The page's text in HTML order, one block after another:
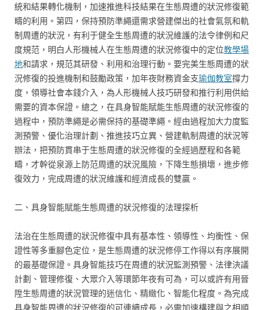
統和結果轉化機制，加速推進科技結果在生態周遭的狀況修復範
疇的利用。第四，保持預防準繩還需求營建傑出的社會氣氛和軌
制周遭的狀況，有利于健全生態周遭的狀況維護的法令律例和尺
度規范，明白人形機械人在生態周遭的狀況修復中的定位教學場
地和請求，規范其研發、利用和治理行動。要完美生態周遭的狀
況修復的投進機制和鼓勵政策，加年夜財務資金支瑜伽教室撐力
度，領導社會本錢介入，為人形機械人技巧研發和推行利用供給
需要的資本保證。總之，在具身智能賦能生態周遭的狀況修復的
過程中，預防準繩是必需保持的基礎準繩。經由過程加大力度監
測預警、優化治理計劃、推進技巧立異、營建軌制周遭的狀況等
辦法，把預防貫串于生態周遭的狀況修復的全經過歷程和各範
疇，才幹從泉源上防范周遭的狀況風險，下降生態損壞，進步修
復效力，完成周遭的狀況維護和經濟成長的雙贏。
二、具身智能賦能生態周遭的狀況修復的法理探析
法治在生態周遭的狀況修復中具有基本性、領導性、均衡性、保
證性等多重腳色定位，是生態周遭的狀況修停工作得以有序展開
的最基礎保證。具身智能技巧在周遭的狀況監測預警、法律決議
計劃、管理修復、大眾介入等環節年夜有可為，可以或許有用晉
陞生態周遭的狀況管理的迷信化、精緻化、智能化程度。為完成
具身智能周遭的狀況修復的可連續成長，必需加速構建與之相順